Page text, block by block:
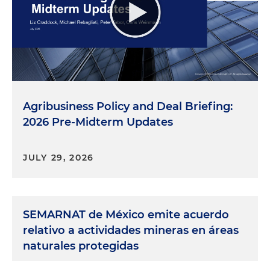
Agribusiness Policy and Deal Briefing:
2026 Pre-Midterm Updates
JULY 29, 2026
SEMARNAT de México emite acuerdo
relativo a actividades mineras en áreas
naturales protegidas